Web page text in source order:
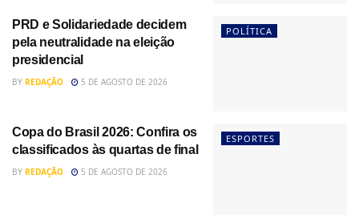
POLÍTICA
PRD e Solidariedade decidem
pela neutralidade na eleição
presidencial
BY REDAÇÃO 5 DE AGOSTO DE 2026
ESPORTES
Copa do Brasil 2026: Confira os
classificados às quartas de final
BY REDAÇÃO 5 DE AGOSTO DE 2026